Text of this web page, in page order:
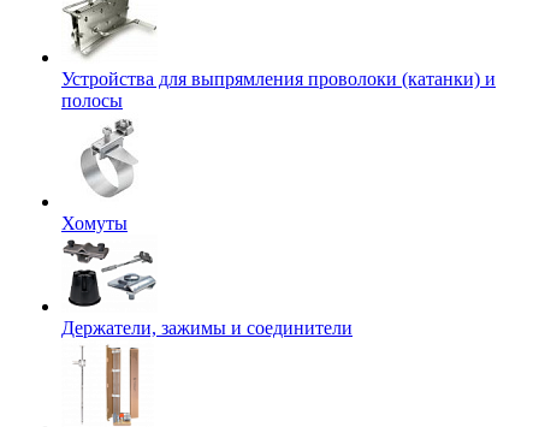
Устройства для выпрямления проволоки (катанки) и
полосы
Хомуты
Держатели, зажимы и соединители